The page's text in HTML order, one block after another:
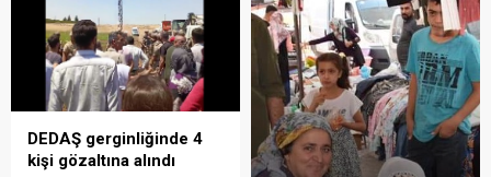
DEDAŞ gerginliğinde 4
kişi gözaltına alındı